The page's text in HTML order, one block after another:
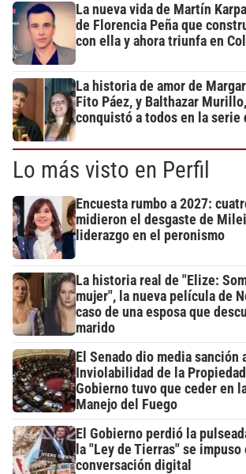
La nueva vida de Martín
de Florencia Peña que
con ella y ahora triunfa en
La historia de amor de
Fito Páez, y Balthazar
conquistó a todos en la serie
Lo más visto en Perfil
Encuesta rumbo a 2027:
midieron el desgaste de
liderazgo en el peronismo
La historia real de "Elize:
mujer", la nueva película de
caso de una esposa que
marido
El Senado dio media sanción
Inviolabilidad de la Propiedad
Gobierno tuvo que ceder en
Manejo del Fuego
El Gobierno perdió la
la "Ley de Tierras" se impuso
conversación digital